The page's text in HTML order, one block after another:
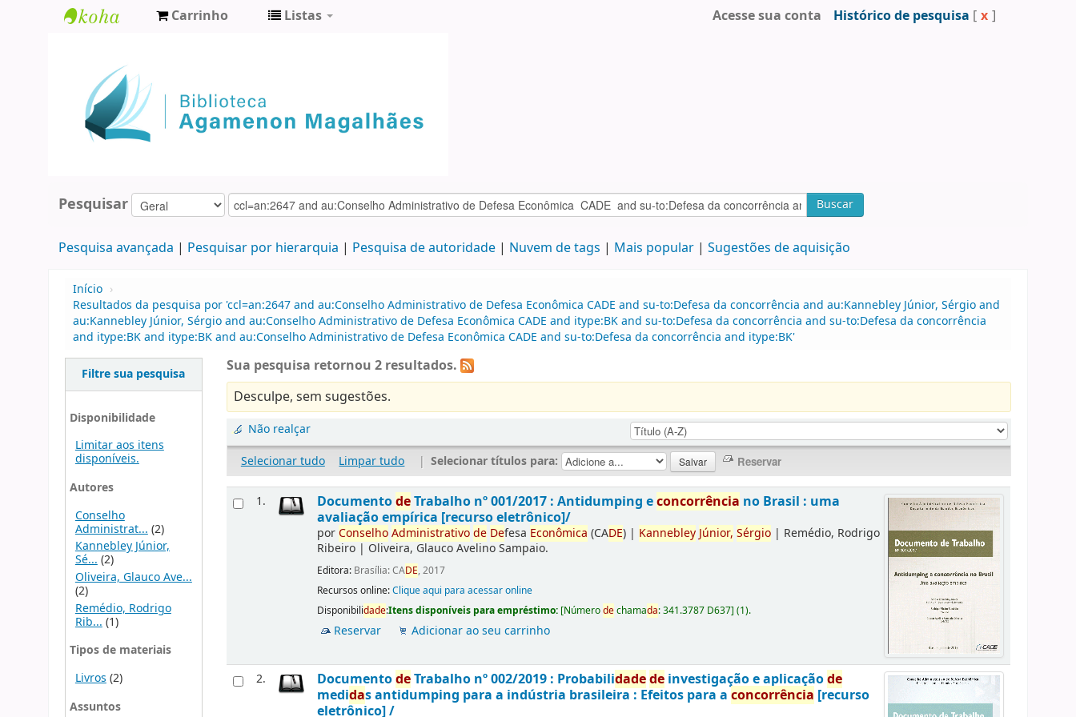
Agamenon
Magalhães
Carrinho Listas Acesse sua conta Histórico de pesquisa [ x ]
Pesquisar Buscar
Pesquisa avançada Pesquisar por hierarquia Pesquisa de autoridade Nuvem de tags Mais popular Sugestões de aquisição
Início ›
Resultados da pesquisa por 'ccl=an:2647 and au:Conselho Administrativo de Defesa Econômica CADE and su-to:Defesa da concorrência and au:Kannebley Júnior, Sérgio and
au:Kannebley Júnior, Sérgio and au:Conselho Administrativo de Defesa Econômica CADE and itype:BK and su-to:Defesa da concorrência and su-to:Defesa da concorrência
and itype:BK and itype:BK and au:Conselho Administrativo de Defesa Econômica CADE and su-to:Defesa da concorrência and itype:BK'
Filtre sua pesquisa
Disponibilidade
Limitar aos itens
disponíveis.
Autores
Conselho
Administrat... (2)
Kannebley Júnior,
Sé...(2)
Oliveira, Glauco Ave...
(2)
Remédio, Rodrigo
Rib... (1)
Tipos de materiais
Livros (2)
Assuntos
Sua pesquisa retornou 2 resultados.
Desculpe, sem sugestões.
Não realçar
Selecionar tudo
Limpar tudo | Selecionar títulos para:
1. DocumentodeTrabalho nº 001/2017 : Antidumping econcorrência no Brasil : uma
avaliação empírica [recurso eletrônico]/
porConselhoAdministrativode Defesa Econômica (CADE) | KannebleyJúnior, Sérgio | Remédio, Rodrigo
Ribeiro | Oliveira, Glauco Avelino Sampaio.
Editora: Brasília: CADE, 2017
Recursos online:Clique aqui para acessar online
Disponibilidade:Itens disponíveis para empréstimo: [Númerodechamada:341.3787 D637](1).
Reservar Adicionar ao seu carrinho
2. DocumentodeTrabalho nº 002/2019 : Probabilidadede investigação e aplicaçãode
medidas antidumping para a indústria brasileira : Efeitos para aconcorrência [recurso
eletrônico] /